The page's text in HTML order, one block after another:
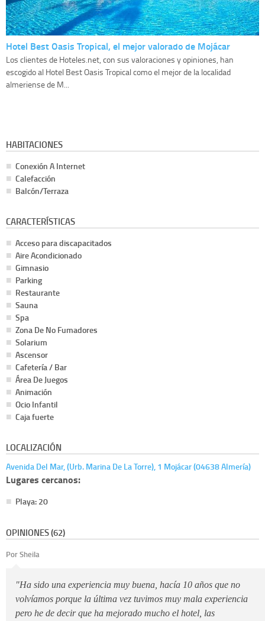
Hotel Best Oasis Tropical, el mejor valorado de Mojácar
Los clientes de Hoteles.net, con sus valoraciones y opiniones, han
escogido al Hotel Best Oasis Tropical como el mejor de la localidad
almeriense de M...
HABITACIONES
Conexión A Internet
Calefacción
Balcón/Terraza
CARACTERÍSTICAS
Acceso para discapacitados
Aire Acondicionado
Gimnasio
Parking
Restaurante
Sauna
Spa
Zona De No Fumadores
Solarium
Ascensor
Cafetería / Bar
Área De Juegos
Animación
Ocio Infantil
Caja fuerte
LOCALIZACIÓN
Avenida Del Mar, (Urb. Marina De La Torre), 1 Mojácar (04638 Almería)
Lugares cercanos:
Playa: 20
OPINIONES (62)
Por Sheila
"Ha sido una experiencia muy buena, hacía 10 años que no
volvíamos porque la última vez tuvimos muy mala experiencia
pero he de decir que ha mejorado mucho el hotel, las